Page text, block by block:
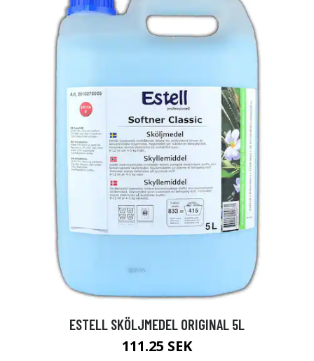
ESTELL SKÖLJMEDEL ORIGINAL 5L
111.25 SEK